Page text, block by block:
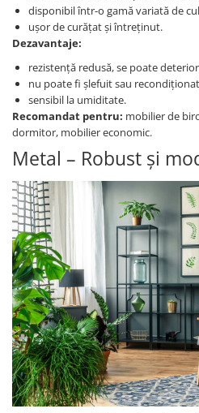
disponibil într-o gamă variată de
ușor de curățat și întreținut.
Dezavantaje:
rezistență redusă, se poate
nu poate fi șlefuit sau
sensibil la umiditate.
Recomandat pentru: mobilier de
dormitor, mobilier economic.
Metal – Robust și